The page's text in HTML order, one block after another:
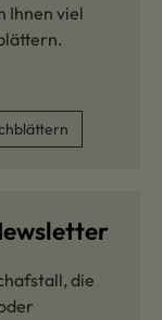
Ihnen viel
die